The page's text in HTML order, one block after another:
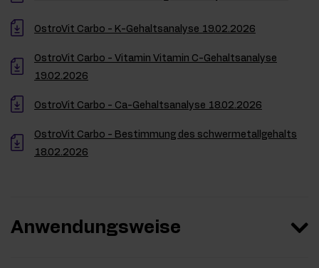
OstroVit Carbo - K-Gehaltsanalyse 19.02.2026
OstroVit Carbo - Vitamin Vitamin C-Gehaltsanalyse
19.02.2026
OstroVit Carbo - Ca-Gehaltsanalyse 18.02.2026
OstroVit Carbo - Bestimmung des schwermetallgehalts
18.02.2026
Anwendungsweise